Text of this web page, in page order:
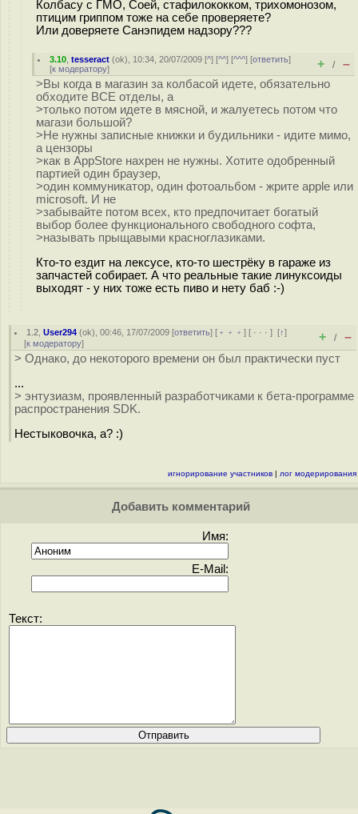
Колбасу c ГМО, Соей, стафилококком, трихомонозом,
птицим гриппом тоже на себе проверяете?
Или доверяете Санэпидем надзору???
3.10 ,tesseract (ok), 10:34, 20/07/2009 [^] [^^] [^^^] [ответить]
[к модератору] + / –
>Вы когда в магазин за колбасой идете, обязательно
обходите ВСЕ отделы, а
>только потом идете в мясной, и жалуетесь потом что
магази большой?
>Не нужны записные книжки и будильники - идите мимо,
а цензоры
>как в AppStore нахрен не нужны. Хотите одобренный
партией один браузер,
>один коммуникатор, один фотоальбом - жрите apple или
microsoft. И не
>забывайте потом всех, кто предпочитает богатый
выбор более функционального свободного софта,
>называть прыщавыми красноглазиками.
Кто-то ездит на лексусе, кто-то шестрёку в гараже из
запчастей собирает. А что реальные такие линуксоиды
выходят - у них тоже есть пиво и нету баб :-)
1.2 ,User294 (ok), 00:46, 17/07/2009 [ответить] [ ﹢﹢﹢] [ · · ·][↑]
[к модератору] + / –
> Однако, до некоторого времени он был практически пуст
...
> энтузиазм, проявленный разработчиками к бета-программе
распространения SDK.
Нестыковочка, а? :)
игнорирование участников | лог модерирования
Добавить комментарий
Имя:
E-Mail:
Текст: